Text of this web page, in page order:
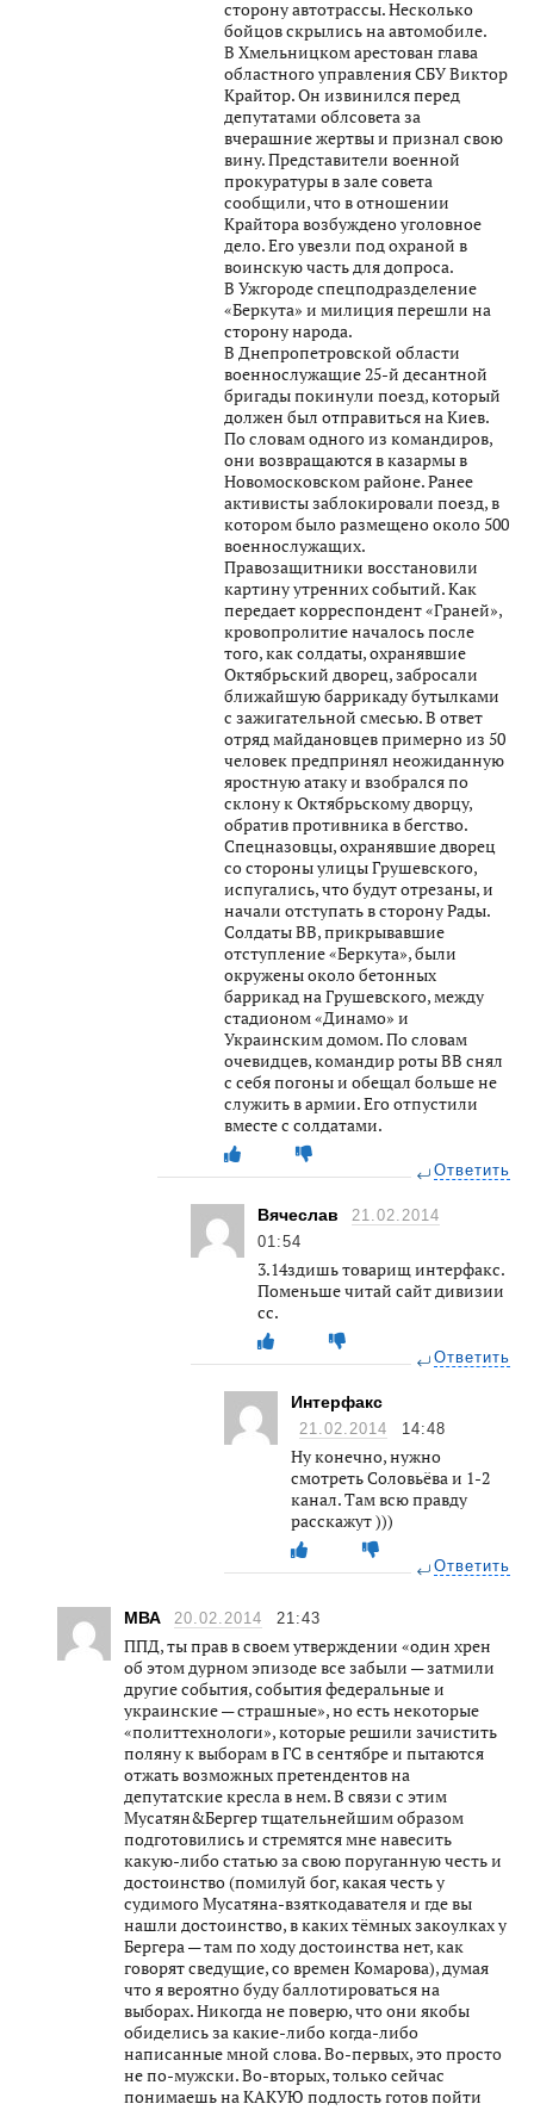
сторону автотрассы. Несколько
бойцов скрылись на автомобиле.
В Хмельницком арестован глава
областного управления СБУ Виктор
Крайтор. Он извинился перед
депутатами облсовета за
вчерашние жертвы и признал свою
вину. Представители военной
прокуратуры в зале совета
сообщили, что в отношении
Крайтора возбуждено уголовное
дело. Его увезли под охраной в
воинскую часть для допроса.
В Ужгороде спецподразделение
«Беркута» и милиция перешли на
сторону народа.
В Днепропетровской области
военнослужащие 25-й десантной
бригады покинули поезд, который
должен был отправиться на Киев.
По словам одного из командиров,
они возвращаются в казармы в
Новомосковском районе. Ранее
активисты заблокировали поезд, в
котором было размещено около 500
военнослужащих.
Правозащитники восстановили
картину утренних событий. Как
передает корреспондент «Граней»,
кровопролитие началось после
того, как солдаты, охранявшие
Октябрьский дворец, забросали
ближайшую баррикаду бутылками
с зажигательной смесью. В ответ
отряд майдановцев примерно из 50
человек предпринял неожиданную
яростную атаку и взобрался по
склону к Октябрьскому дворцу,
обратив противника в бегство.
Спецназовцы, охранявшие дворец
со стороны улицы Грушевского,
испугались, что будут отрезаны, и
начали отступать в сторону Рады.
Солдаты ВВ, прикрывавшие
отступление «Беркута», были
окружены около бетонных
баррикад на Грушевского, между
стадионом «Динамо» и
Украинским домом. По словам
очевидцев, командир роты ВВ снял
с себя погоны и обещал больше не
служить в армии. Его отпустили
вместе с солдатами.
Ответить
Вячеслав
21.02.2014
01:54
3.14здишь товарищ интерфакс.
Поменьше читай сайт дивизии
сс.
Ответить
Интерфакс
21.02.2014 14:48
Ну конечно, нужно
смотреть Соловьёва и 1-2
канал. Там всю правду
расскажут )))
Ответить
МВА 20.02.2014 21:43
ППД, ты прав в своем утверждении «один хрен
об этом дурном эпизоде все забыли — затмили
другие события, события федеральные и
украинские — страшные», но есть некоторые
«политтехнологи», которые решили зачистить
поляну к выборам в ГС в сентябре и пытаются
отжать возможных претендентов на
депутатские кресла в нем. В связи с этим
Мусатян&Бергер тщательнейшим образом
подготовились и стремятся мне навесить
какую-либо статью за свою поруганную честь и
достоинство (помилуй бог, какая честь у
судимого Мусатяна-взяткодавателя и где вы
нашли достоинство, в каких тёмных закоулках у
Бергера — там по ходу достоинства нет, как
говорят сведущие, со времен Комарова), думая
что я вероятно буду баллотироваться на
выборах. Никогда не поверю, что они якобы
обиделись за какие-либо когда-либо
написанные мной слова. Во-первых, это просто
не по-мужски. Во-вторых, только сейчас
понимаешь на КАКУЮ подлость готов пойти